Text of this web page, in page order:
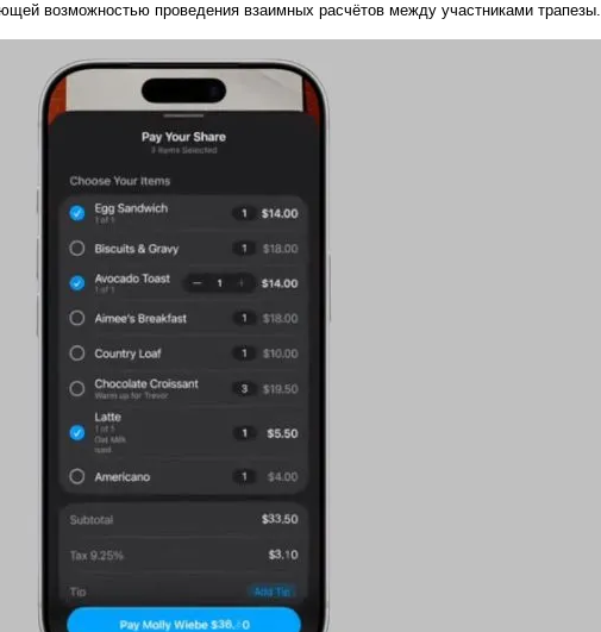
возможностью проведения взаимных расчётов между участниками трапезы.